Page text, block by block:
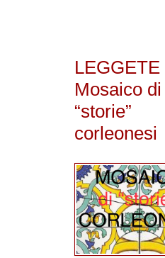
LEGGETE
Mosaico di
“storie”
corleonesi